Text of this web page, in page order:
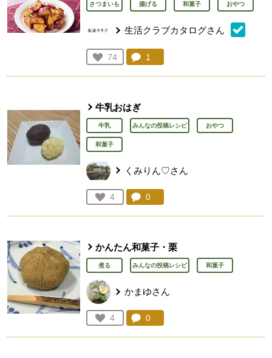
さつまいも 揚げる 和菓子 おやつ
生活クラブカタログさん
お気に入り登録：
74
人が登録
コメント：
1
牛乳おはぎ
牛乳 みんなの投稿レシピ おやつ
和菓子
くみりん♡さん
お気に入り登録：
4
人が登録
コメント：
0
かんたん和菓子・栗
煮る みんなの投稿レシピ 和菓子
かまゆさん
お気に入り登録：
4
人が登録
コメント：
0